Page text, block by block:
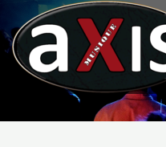
au
contenu